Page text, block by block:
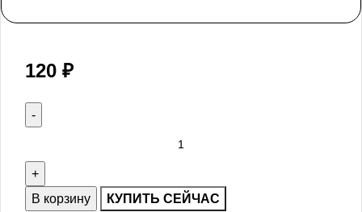
120 ₽
В корзину КУПИТЬ СЕЙЧАС